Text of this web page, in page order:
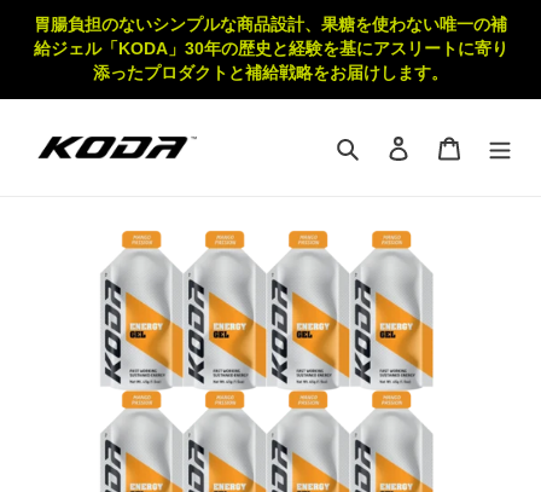
胃腸負担のないシンプルな商品設計、果糖を使わない唯一の補
給ジェル「KODA」30年の歴史と経験を基にアスリートに寄り
添ったプロダクトと補給戦略をお届けします。
検索 ログインカート